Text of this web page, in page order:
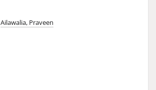
Ailawalia, Praveen